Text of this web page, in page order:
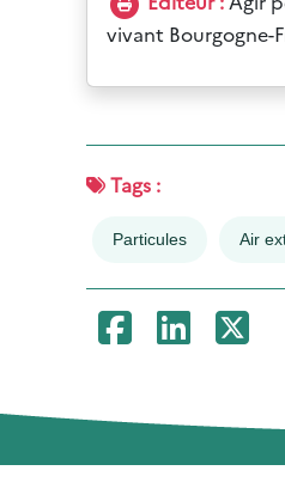
vivant Bourgogne-
Tags :
Particules Air